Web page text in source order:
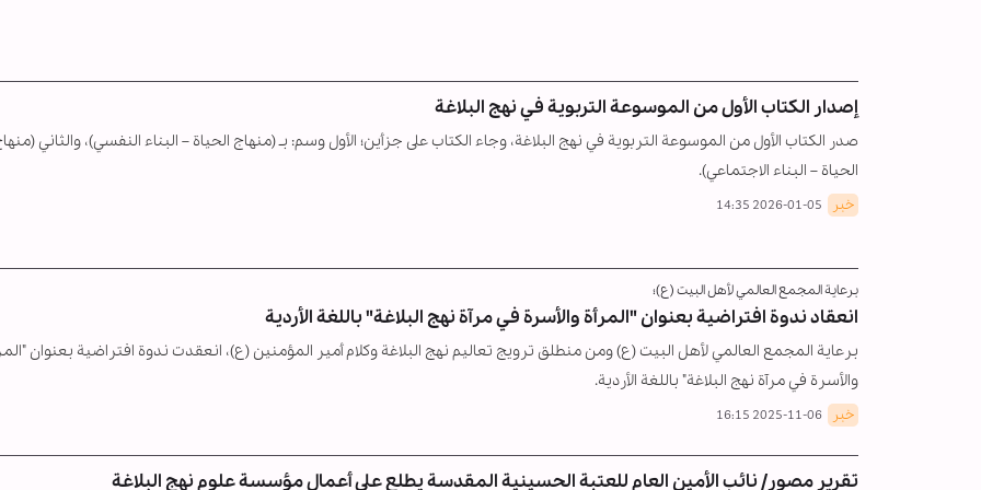
إصدار الكتاب الأول من الموسوعة التربوية في نهج البلاغة
صدر الكتاب الأول من الموسوعة التربوية في نهج البلاغة، وجاء الكتاب على جزأين؛ الأول وسم: بـ (منهاج الحياة – البناء النفسي)، والثاني
الحياة – البناء الاجتماعي).
خبر 2026-01-05 14:35
برعاية المجمع العالمي لأهل البيت (ع)؛
انعقاد ندوة افتراضية بعنوان "المرأة والأسرة في مرآة نهج البلاغة" باللغة الأردية
برعاية المجمع العالمي لأهل البيت (ع) ومن منطلق ترويج تعاليم نهج البلاغة وكلام أمير المؤمنين (ع)، انعقدت ندوة افتراضية بعنوان
والأسرة في مرآة نهج البلاغة" باللغة الأردية.
خبر 2025-11-06 16:15
تقرير مصور/ نائب الأمين العام للعتبة الحسينية المقدسة يطلع على أعمال مؤسسة علوم نهج البلاغة